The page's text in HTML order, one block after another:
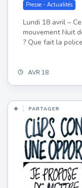
Presse - Actualités
Lundi 18 avril –
mouvement Nuit
? Que fait la
AVR 18
PARTAGER